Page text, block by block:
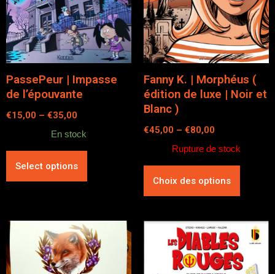
PassePeur | Impasse
de l’épouvante
€15,00 – €35,00
En stock
Select options
Fanny K. | Morphéus (
édition de luxe | Noir et
Blanc )
€45,00 – €80,00
Rupture de stock
Choix des options